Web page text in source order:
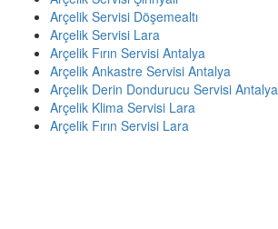
Arçelik Servisi Döşemealtı
Arçelik Servisi Lara
Arçelik Fırın Servisi Antalya
Arçelik Ankastre Servisi Antalya
Arçelik Derin Dondurucu Servisi Antalya
Arçelik Klima Servisi Lara
Arçelik Fırın Servisi Lara